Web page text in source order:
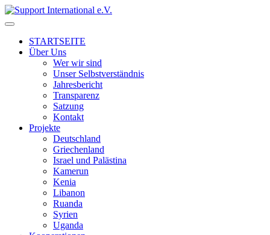
↓
Skip
Main
Content
STARTSEITE
Über Uns
Wer wir sind
Unser Selbstverständnis
Jahresbericht
Transparenz
Satzung
Kontakt
Projekte
Deutschland
Griechenland
Israel und Palästina
Kamerun
Kenia
Libanon
Ruanda
Syrien
Uganda